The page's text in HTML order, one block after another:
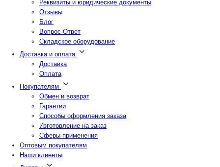
Реквизиты и юридические документы
Отзывы
Блог
Вопрос-Ответ
Складское оборудование
Доставка и оплата
Доставка
Оплата
Покупателям
Обмен и возврат
Гарантии
Способы оформления заказа
Изготовление на заказ
Сферы применения
Оптовым покупателям
Наши клиенты